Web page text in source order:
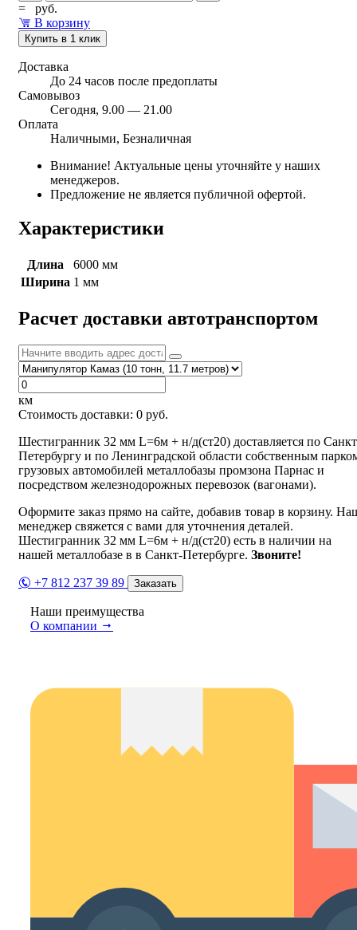
=
руб.
В корзину
Купить в 1 клик
Доставка
До 24 часов после предоплаты
Самовывоз
Сегодня, 9.00 — 21.00
Оплата
Наличными, Безналичная
Внимание! Актуальные цены уточняйте у наших
менеджеров.
Предложение не является публичной офертой.
Характеристики
Длина
6000 мм
Ширина 1 мм
Расчет доставки автотранспортом
км
Стоимость доставки: 0 руб.
Шестигранник 32 мм L=6м + н/д(ст20) доставляется по
Петербургу и по Ленинградской области собственным
грузовых автомобилей металлобазы промзона Парнас и
посредством железнодорожных перевозок (вагонами).
Оформите заказ прямо на сайте, добавив товар в корзину.
менеджер свяжется с вами для уточнения деталей.
Шестигранник 32 мм L=6м + н/д(ст20) есть в наличии на
нашей металлобазе в в Санкт-Петербурге. Звоните!
+7 812 237 39 89 Заказать
Наши преимущества
О компании